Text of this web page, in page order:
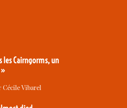
les Cairngorms, un
Cécile Vibarel